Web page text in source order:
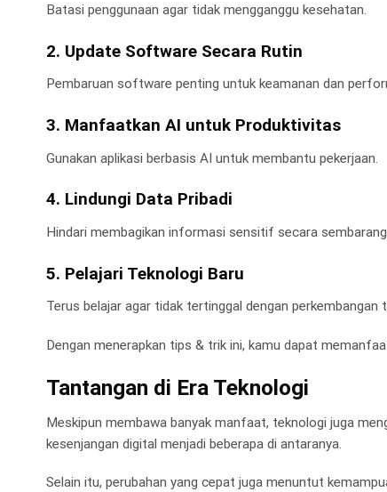
Batasi penggunaan agar tidak mengganggu kesehatan.
2. Update Software Secara Rutin
Pembaruan software penting untuk keamanan dan
3. Manfaatkan AI untuk Produktivitas
Gunakan aplikasi berbasis AI untuk membantu pekerjaan.
4. Lindungi Data Pribadi
Hindari membagikan informasi sensitif secara
5. Pelajari Teknologi Baru
Terus belajar agar tidak tertinggal dengan perkembangan
Dengan menerapkan tips & trik ini, kamu dapat
Tantangan di Era Teknologi
Meskipun membawa banyak manfaat, teknologi juga
kesenjangan digital menjadi beberapa di antaranya.
Selain itu, perubahan yang cepat juga menuntut